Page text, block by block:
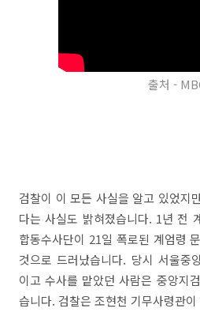
출처 -
검찰이 이 모든 사실을 알고 있었지
다는 사실도 밝혀졌습니다. 1년 전
합동수사단이 21일 폭로된 계엄령
것으로 드러났습니다. 당시 서울중
이고 수사를 맡았던 사람은 중앙지
습니다. 검찰은 조현천 기무사령관